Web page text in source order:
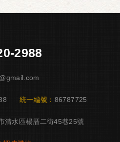
2988
統一編號： 86787725
清水區楊厝二街45巷25號